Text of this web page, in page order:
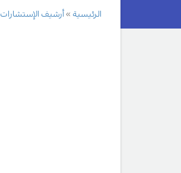
الرئيسية أرشيف الإستشارات